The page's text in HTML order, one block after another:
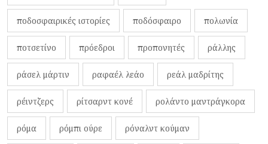
ποδοσφαιρικές ιστορίες ποδόσφαιρο πολωνία
ποτσετίνο πρόεδροι προπονητές ράλλης
ράσελ μάρτιν ραφαέλ λεάο ρεάλ μαδρίτης
ρέιντζερς ρίτσαρντ κονέ ρολάντο μαντράγκορα
ρόμα ρόμπι ούρε ρόναλντ κούμαν